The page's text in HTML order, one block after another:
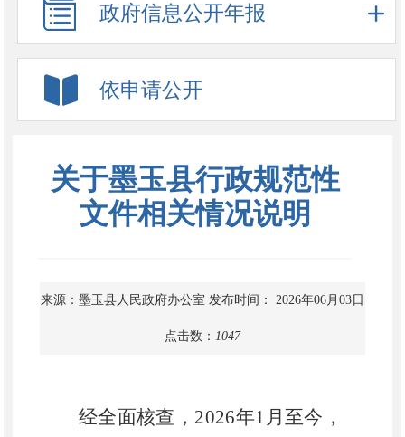
政府信息公开年报
依申请公开
关于墨玉县行政规范性
文件相关情况说明
来源：墨玉县人民政府办公室 发布时间： 2026年06月03日
点击数： 1047
经全面核查，2026年1月至今，